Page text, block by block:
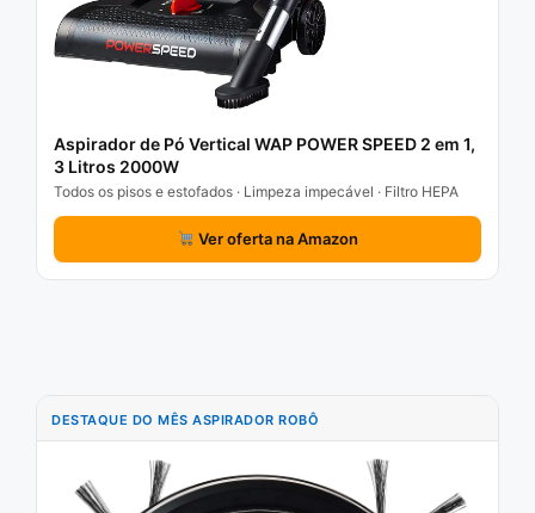
Aspirador de Pó Vertical WAP POWER SPEED 2 em 1,
3 Litros 2000W
Todos os pisos e estofados · Limpeza impecável · Filtro HEPA
Ver oferta na Amazon
DESTAQUE DO MÊS ASPIRADOR ROBÔ